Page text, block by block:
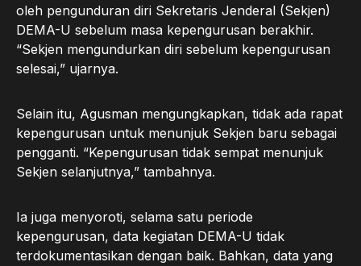
oleh pengunduran diri Sekretaris Jenderal (Sekjen)
DEMA-U sebelum masa kepengurusan berakhir.
“Sekjen mengundurkan diri sebelum kepengurusan
selesai,” ujarnya.
Selain itu, Agusman mengungkapkan, tidak ada rapat
kepengurusan untuk menunjuk Sekjen baru sebagai
pengganti. “Kepengurusan tidak sempat menunjuk
Sekjen selanjutnya,” tambahnya.
Ia juga menyoroti, selama satu periode
kepengurusan, data kegiatan DEMA-U tidak
terdokumentasikan dengan baik. Bahkan, data yang